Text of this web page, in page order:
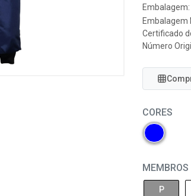
Embalagem:
Embalagem
Certificado
Número
CORES
MEMBROS
P